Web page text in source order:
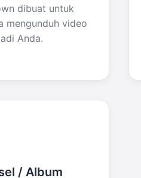
dibuat untuk
mengunduh video
Anda.
/ Album